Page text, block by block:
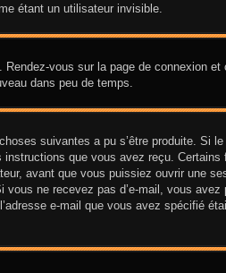
étant un utilisateur invisible.
vous sur la page de connexion et
dans peu de temps.
suivantes a pu s’être produite. Si
que vous avez reçu. Certains
avant que vous puissiez ouvrir une
ne recevez pas d’e-mail, vous avez
e-mail que vous avez spécifié